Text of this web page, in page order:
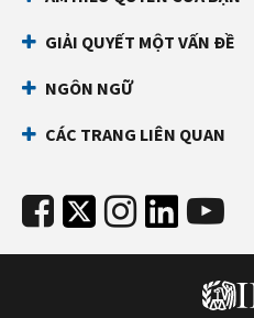
GIẢI QUYẾT MỘT VẤN ĐỀ
NGÔN NGỮ
CÁC TRANG LIÊN QUAN